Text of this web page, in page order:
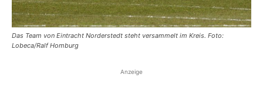
Das Team von Eintracht Norderstedt steht versammelt im Kreis. Foto:
Lobeca/Ralf Homburg
Anzeige